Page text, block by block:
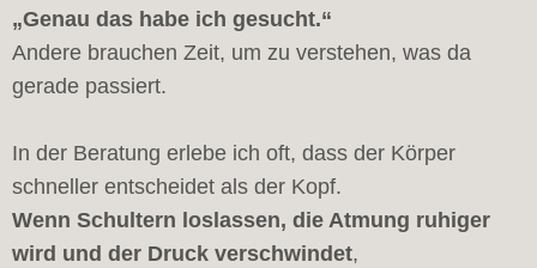
„Genau das habe ich gesucht.“
Andere brauchen Zeit, um zu verstehen, was da
gerade passiert.
In der Beratung erlebe ich oft, dass der Körper
schneller entscheidet als der Kopf.
Wenn Schultern loslassen, die Atmung ruhiger
wird und der Druck verschwindet,